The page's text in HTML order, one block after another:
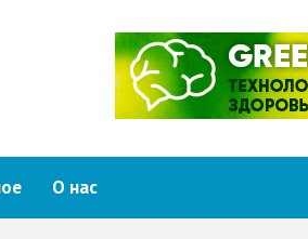
О нас